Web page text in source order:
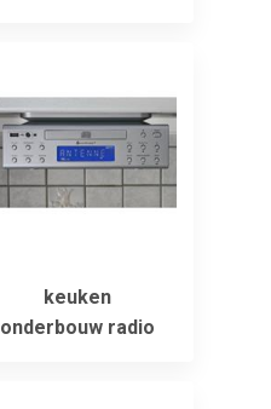
keuken
onderbouw radio